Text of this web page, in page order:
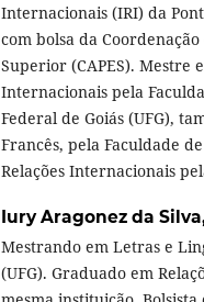
Internacionais (IRI) da
com bolsa da
Superior (CAPES). Mestre
Internacionais pela
Federal de Goiás (UFG),
Francês, pela Faculdade
Relações Internacionais
Iury Aragonez da
Mestrando em Letras e
(UFG). Graduado em